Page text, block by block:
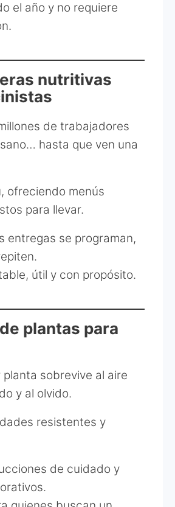
el año y no requiere
nutritivas
de trabajadores
hasta que ven una
ofreciendo menús
para llevar.
entregas se programan,
útil y con propósito.
plantas para
planta sobrevive al aire
y al olvido.
resistentes y
de cuidado y